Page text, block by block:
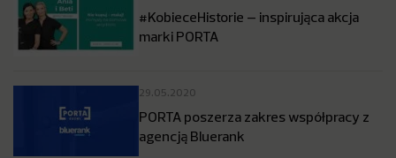
#KobieceHistorie – inspirująca akcja
marki PORTA
29.05.2020
PORTA poszerza zakres współpracy z
agencją Bluerank